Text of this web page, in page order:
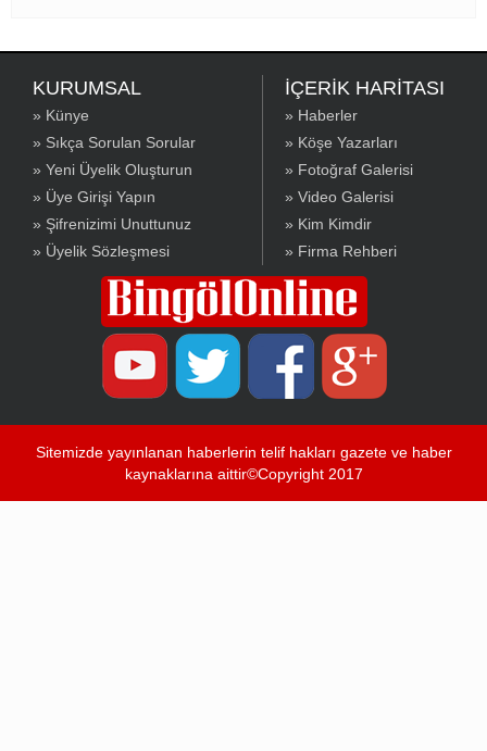
KURUMSAL
» Künye
» Sıkça Sorulan Sorular
» Yeni Üyelik Oluşturun
» Üye Girişi Yapın
» Şifrenizimi Unuttunuz
» Üyelik Sözleşmesi
İÇERİK HARİTASI
» Haberler
» Köşe Yazarları
» Fotoğraf Galerisi
» Video Galerisi
» Kim Kimdir
» Firma Rehberi
Sitemizde yayınlanan haberlerin telif hakları gazete ve haber
kaynaklarına aittir©Copyright 2017